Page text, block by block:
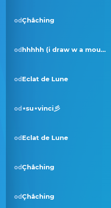
odÇhåching
od hhhhh (i draw w a mouse)
od Eclat de Lune
od ⋆su⋆vinci彡
od Eclat de Lune
odÇhåching
odÇhåching